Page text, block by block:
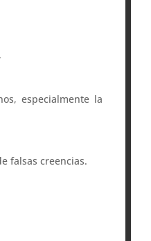
especialmente la
falsas creencias.